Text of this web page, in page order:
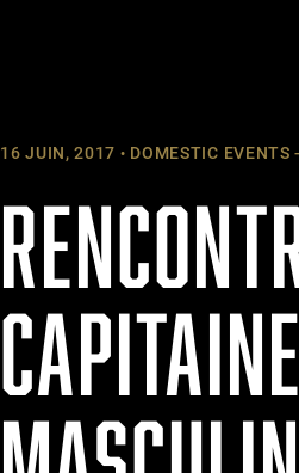
16 JUIN, 2017 DOMESTIC EVENTS